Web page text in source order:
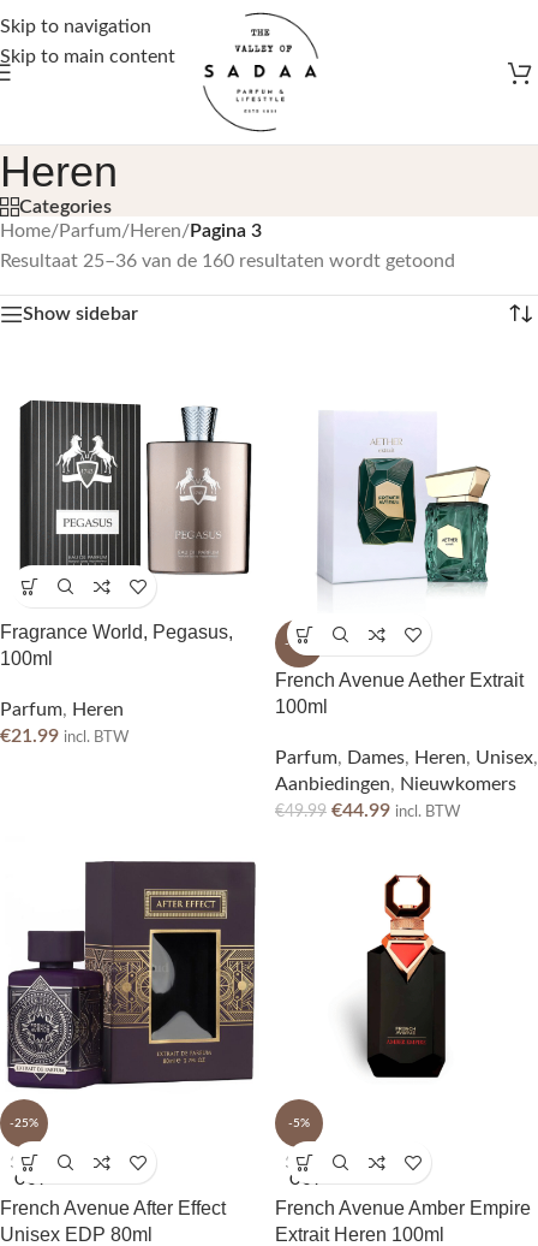
Skip to navigation
Skip to main content
Gratis verzending vanaf €50,-
Heren
Categories
Home/Parfum/Heren/Pagina 3
Resultaat 25–36 van de 160 resultaten wordt getoond
Show sidebar
Fragrance World, Pegasus,
100ml
Parfum, Heren
€21.99 incl. BTW
-10%
French Avenue Aether Extrait
100ml
Parfum, Dames, Heren, Unisex,
Aanbiedingen, Nieuwkomers
€49.99 €44.99 incl. BTW
-25%
SOLD
OUT
French Avenue After Effect
Unisex EDP 80ml
-5%
SOLD
OUT
French Avenue Amber Empire
Extrait Heren 100ml